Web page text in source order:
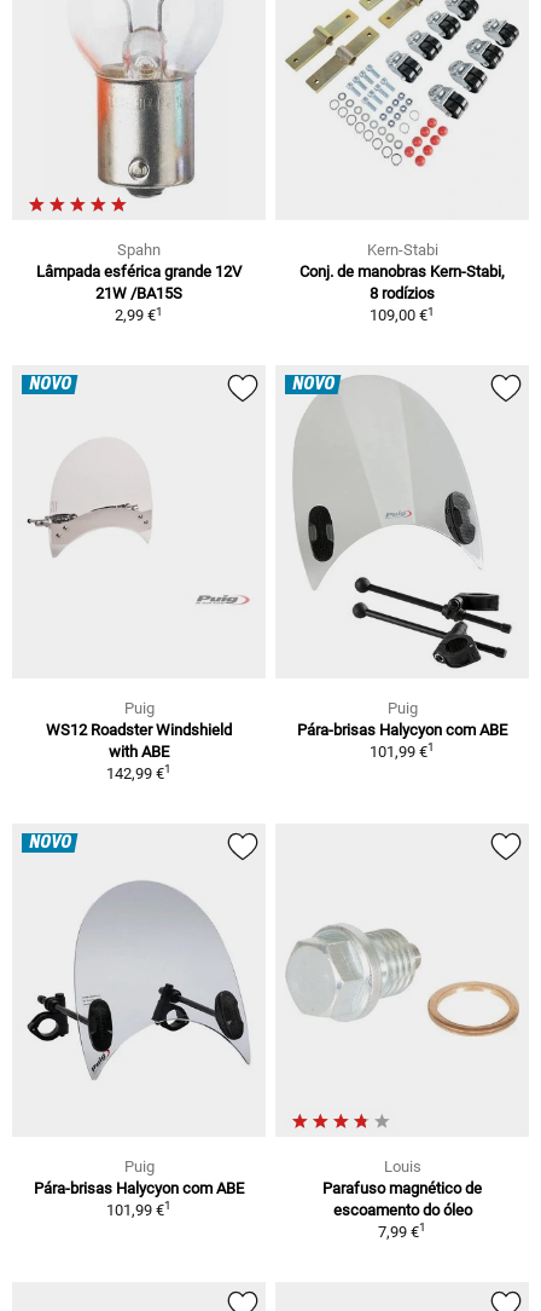
Spahn
Lâmpada esférica grande 12V
21W /BA15S
2,99 €1
Kern-Stabi
Conj. de manobras Kern-Stabi,
8 rodízios
109,00 €1
NOVO
Puig
WS12 Roadster Windshield
with ABE
142,99 €1
NOVO
Puig
Pára-brisas Halycyon com ABE
101,99 €1
NOVO
Puig
Pára-brisas Halycyon com ABE
101,99 €1
Louis
Parafuso magnético de
escoamento do óleo
7,99 €1